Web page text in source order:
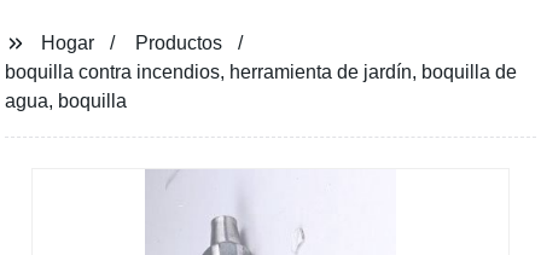
Hogar
Productos
boquilla contra incendios, herramienta de jardín, boquilla de
agua, boquilla